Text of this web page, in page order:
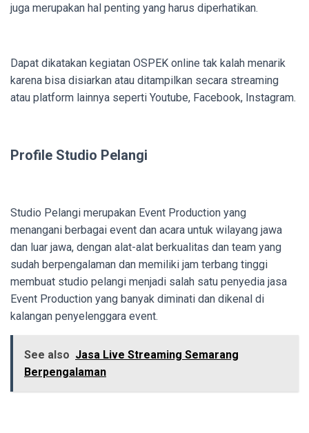
juga merupakan hal penting yang harus diperhatikan.
Dapat dikatakan kegiatan OSPEK online tak kalah menarik
karena bisa disiarkan atau ditampilkan secara streaming
atau platform lainnya seperti Youtube, Facebook, Instagram.
Profile Studio Pelangi
Studio Pelangi merupakan Event Production yang
menangani berbagai event dan acara untuk wilayang jawa
dan luar jawa, dengan alat-alat berkualitas dan team yang
sudah berpengalaman dan memiliki jam terbang tinggi
membuat studio pelangi menjadi salah satu penyedia jasa
Event Production yang banyak diminati dan dikenal di
kalangan penyelenggara event.
See also Jasa Live Streaming Semarang
Berpengalaman